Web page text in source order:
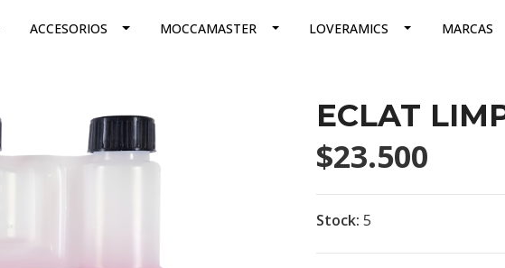
ACCESORIOS MOCCAMASTER LOVERAMICS MARCAS
ECLAT
$23.500
Stock: 5